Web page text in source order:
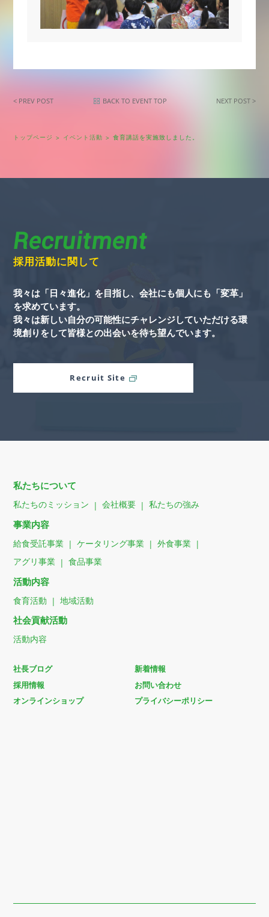
< PREV POST BACK TO EVENT TOP NEXT POST >
トップページ イベント活動 食育講話を実施致しました。
Recruitment
採用活動に関して
我々は「日々進化」を目指し、会社にも個人にも「変革」
を求めています。
我々は新しい自分の可能性にチャレンジしていただける環
境創りをして皆様との出会いを待ち望んでいます。
Recruit Site
私たちについて
私たちのミッション 会社概要 私たちの強み
事業内容
給食受託事業 ケータリング事業
外食事業
アグリ事業
食品事業
活動内容
食育活動 地域活動
社会貢献活動
活動内容
社長ブログ
新着情報
採用情報
お問い合わせ
オンラインショップ
プライバシーポリシー